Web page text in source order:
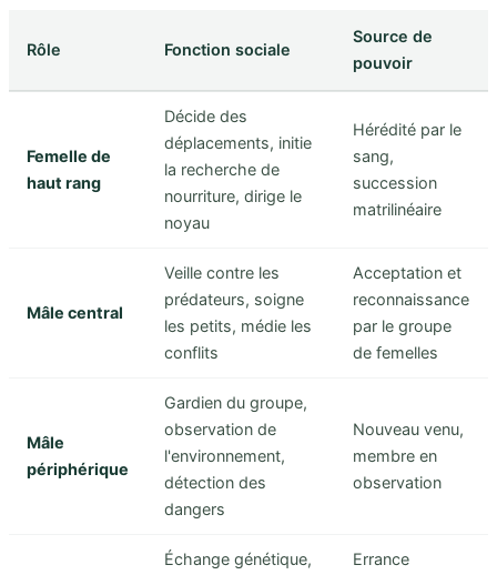
Rôle Fonction sociale
Source de
pouvoir
Femelle de
haut rang
Décide des
déplacements, initie
la recherche de
nourriture, dirige le
noyau
Hérédité par le
sang,
succession
matrilinéaire
Mâle central
Veille contre les
prédateurs, soigne
les petits, médie les
conflits
Acceptation et
reconnaissance
par le groupe
de femelles
Mâle
périphérique
Gardien du groupe,
observation de
l'environnement,
détection des
dangers
Nouveau venu,
membre en
observation
Échange génétique,
Errance